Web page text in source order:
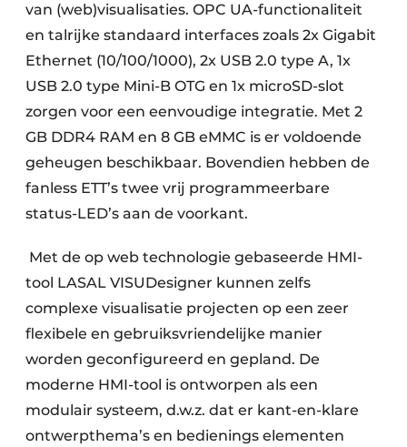
van (web)visualisaties. OPC UA-functionaliteit
en talrijke standaard interfaces zoals 2x Gigabit
Ethernet (10/100/1000), 2x USB 2.0 type A, 1x
USB 2.0 type Mini-B OTG en 1x microSD-slot
zorgen voor een eenvoudige integratie. Met 2
GB DDR4 RAM en 8 GB eMMC is er voldoende
geheugen beschikbaar. Bovendien hebben de
fanless ETT’s twee vrij programmeerbare
status-LED’s aan de voorkant.
Met de op web technologie gebaseerde HMI-
tool LASAL VISUDesigner kunnen zelfs
complexe visualisatie projecten op een zeer
flexibele en gebruiksvriendelijke manier
worden geconfigureerd en gepland. De
moderne HMI-tool is ontworpen als een
modulair systeem, d.w.z. dat er kant-en-klare
ontwerpthema’s en bedienings elementen